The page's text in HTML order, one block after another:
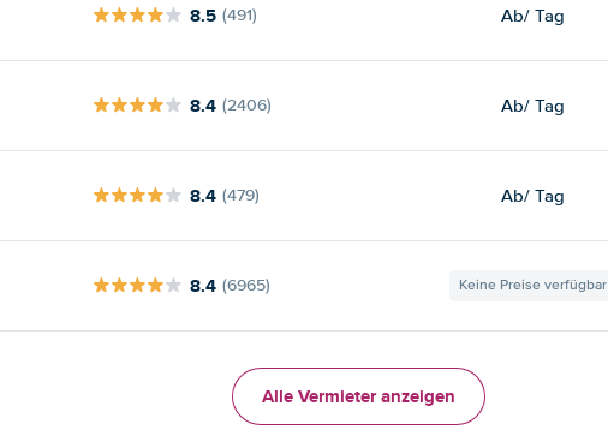
8.5 (491) Ab/ Tag
8.4 (2406) Ab/ Tag
8.4 (479) Ab/ Tag
8.4 (6965) Keine Preise verfügbar
Alle Vermieter anzeigen